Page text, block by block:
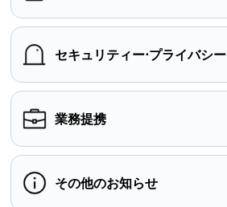
セキュリティー⋅プライバシー
業務提携
その他のお知らせ